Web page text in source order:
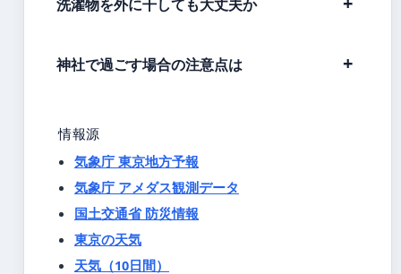
洗濯物を外に干しても大丈夫か
神社で過ごす場合の注意点は
情報源
気象庁 東京地方予報
気象庁 アメダス観測データ
国土交通省 防災情報
東京の天気
天気（10日間）